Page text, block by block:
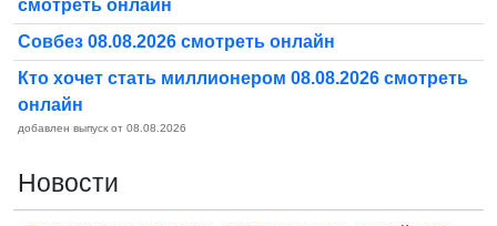
смотреть онлайн
Совбез 08.08.2026 смотреть онлайн
Кто хочет стать миллионером 08.08.2026 смотреть
онлайн
добавлен выпуск от 08.08.2026
Новости